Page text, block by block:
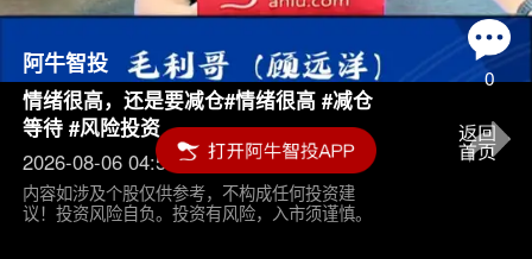
0
阿牛智投
情绪很高，还是要减仓#情绪很高 #减仓
等待 #风险投资
2026-08-06 04:55
内容如涉及个股仅供参考，不构成任何投资建
议！投资风险自负。投资有风险，入市须谨慎。